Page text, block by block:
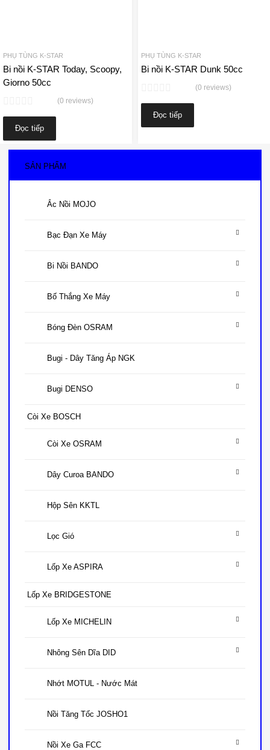
PHỤ TÙNG K-STAR
Bi nồi K-STAR Today, Scoopy,
Giorno 50cc
(0 reviews)
Đọc tiếp
PHỤ TÙNG K-STAR
Bi nồi K-STAR Dunk 50cc
(0 reviews)
Đọc tiếp
SẢN PHẨM
Ắc Nồi MOJO
Bạc Đạn Xe Máy
Bi Nồi BANDO
Bố Thắng Xe Máy
Bóng Đèn OSRAM
Bugi - Dây Tăng Áp NGK
Bugi DENSO
Còi Xe BOSCH
Còi Xe OSRAM
Dây Curoa BANDO
Hộp Sên KKTL
Lọc Gió
Lốp Xe ASPIRA
Lốp Xe BRIDGESTONE
Lốp Xe MICHELIN
Nhông Sên Dĩa DID
Nhớt MOTUL - Nước Mát
Nồi Tăng Tốc JOSHO1
Nồi Xe Ga FCC